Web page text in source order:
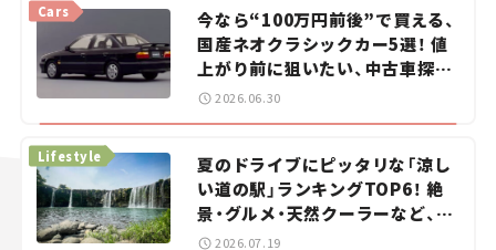
今なら“100万円前後”で買える、
国産ネオクラシックカー5選！ 値
上がり前に狙いたい、中古車探し
をお手伝い――ちょっとイケてるマ
イカー選び #02
Cars
2026.06.30
夏のドライブにピッタリな「涼し
い道の駅」ランキングTOP6！ 絶
景・グルメ・天然クーラーなど、避
暑におすすめのスポットを紹介
Lifestyle
2026.07.19